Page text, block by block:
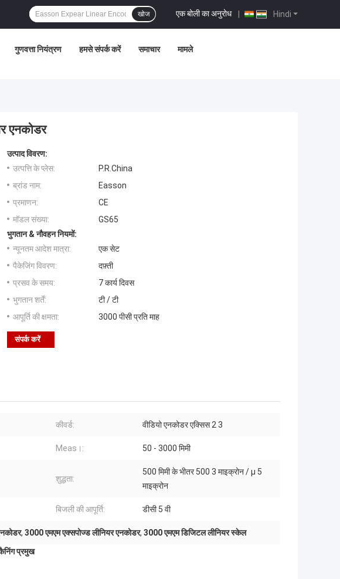
Hindi
एक बोली का अनुरोध |
खोज
गुणवत्ता नियंत्रण हमसे संपर्क करें समाचार मामले
एनकोडर
उत्पाद विवरण:
उत्पत्ति के प्लेस:
P.R.China
ब्रांड नाम:
Easson
प्रमाणन:
CE
मॉडल संख्या:
GS65
भुगतान & नौवहन नियमों:
न्यूनतम आदेश मात्रा:
एक सेट
पैकेजिंग विवरण:
दफ़्ती
प्रसव के समय:
7 कार्य दिवस
भुगतान शर्तें:
टी / टी
आपूर्ति की क्षमता:
3000 पीसी प्रति माह
संपर्क करें
कीवर्ड: वीडियो एनकोडर एक्सिस 2 3
Meas।: 50 - 3000 मिमी
शुद्धता:
500 मिमी के भीतर 500 3 माइक्रोन / μ 5
माइक्रोन
बिजली की आपूर्ति: डीसी 5 वी
, 3000 एमएम एक्सपोज्ड लीनियर एनकोडर, 3000 एमएम डिजिटल लीनियर स्केल
प्रमुख